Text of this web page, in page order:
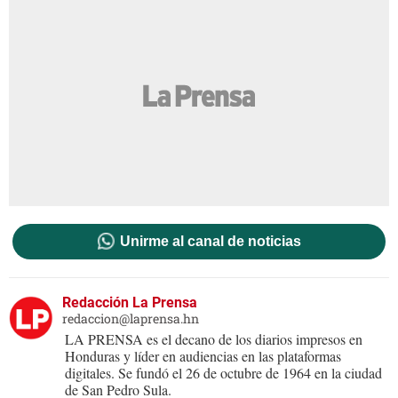
Unirme al canal de noticias
Redacción La Prensa
redaccion@laprensa.hn
LA PRENSA es el decano de los diarios impresos en
Honduras y líder en audiencias en las plataformas
digitales. Se fundó el 26 de octubre de 1964 en la ciudad
de San Pedro Sula.